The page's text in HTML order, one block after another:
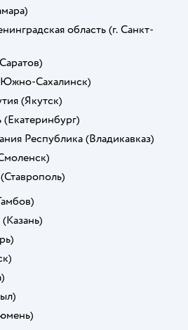
область (г. Санкт-
Сахалинск)
(Якутск)
(Екатеринбург)
Республика (Владикавказ)
(Ставрополь)
(Казань)